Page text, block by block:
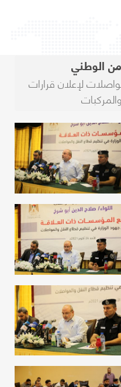
الوطني
لإعلان قرارات